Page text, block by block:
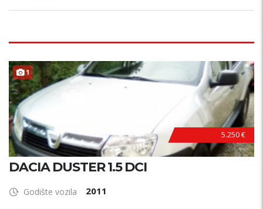
1
5.250 €
DACIA DUSTER 1.5 DCI
Godište vozila 2011